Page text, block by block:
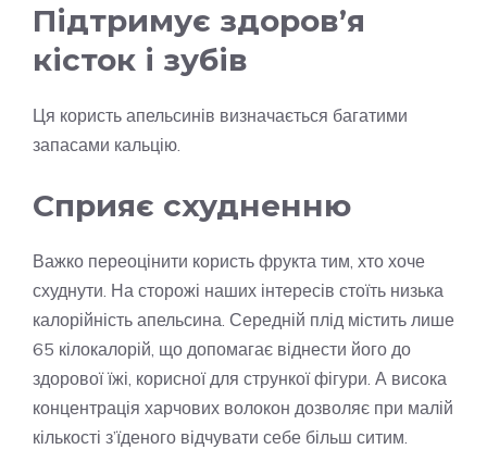
Підтримує здоров’я
кісток і зубів
Ця користь апельсинів визначається багатими
запасами кальцію.
Сприяє схудненню
Важко переоцінити користь фрукта тим, хто хоче
схуднути. На сторожі наших інтересів стоїть низька
калорійність апельсина. Середній плід містить лише
65 кілокалорій, що допомагає віднести його до
здорової їжі, корисної для стрункої фігури. А висока
концентрація харчових волокон дозволяє при малій
кількості з’їденого відчувати себе більш ситим.